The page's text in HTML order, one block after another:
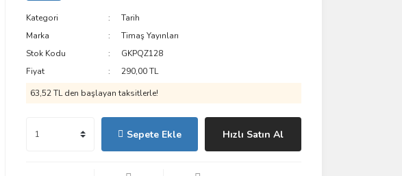
Kategori
Tarih
Marka
Timaş Yayınları
Stok Kodu
GKPQZ128
Fiyat
290,00 TL
63,52 TL den başlayan taksitlerle!
Sepete Ekle Hızlı Satın Al